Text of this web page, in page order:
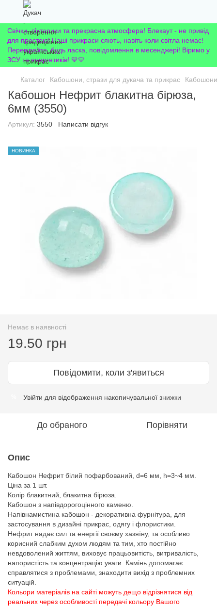
Свічки, ліхтарики та прекрасна атмосфера! Блекаут - не привід
для простою! Наші прикраси сяють, навіть коли світла немає!
Перевіряйте, будь ласка, повідомлення в месенджері! Віримо у
ЗСУ та енергетиків! 💙💛
Каталог Кабошони, стрази для дукача та прикрас Кабошони
Кабошон Нефрит блакитна бірюза,
6мм (3550)
Артикул: 3550 Написати відгук
НОВИНКА
Немає в наявності
19.50 грн
Повідомити, коли з'явиться
Увійти для відображення накопичувальної знижки
До обраного Порівняти
Опис
Кабошон Нефрит білий пофарбований, d=6 мм, h=3~4 мм.
Ціна за 1 шт.
Колір блакитний, блакитна бірюза.
Кабошон з напівдорогоцінного каменю.
Напівнамистина кабошон - декоративна фурнітура, для
застосування в дизайні прикрас, одягу і флористики.
Нефрит надає сил та енергії своєму хазяїну, та особливо
корисний слабким духом людям та тим, хто постійно
невдоволений життям, виховує працьовитість, витривалість,
напористість та концентрацію уваги. Камінь допомагає
справлятися з проблемами, знаходити вихід з проблемних
ситуацій.
Кольори матеріалів на сайті можуть дещо відрізнятися від
реальних через особливості передачі кольору Вашого